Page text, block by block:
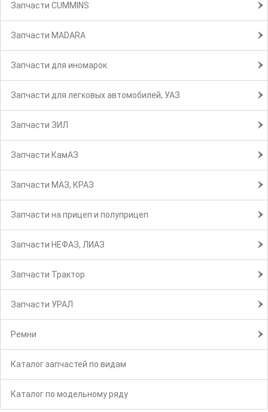
Запчасти CUMMINS
Запчасти MADARA
Запчасти для иномарок
Запчасти для легковых автомобилей, УАЗ
Запчасти ЗИЛ
Запчасти КамАЗ
Запчасти МАЗ, КРАЗ
Запчасти на прицеп и полуприцеп
Запчасти НЕФАЗ, ЛИАЗ
Запчасти Трактор
Запчасти УРАЛ
Ремни
Каталог запчастей по видам
Каталог по модельному ряду